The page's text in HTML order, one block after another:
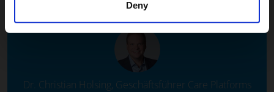
and set your preferences in thedetails section
Deny
Dr. Christian Holsing, Geschäftsführer Care Platforms